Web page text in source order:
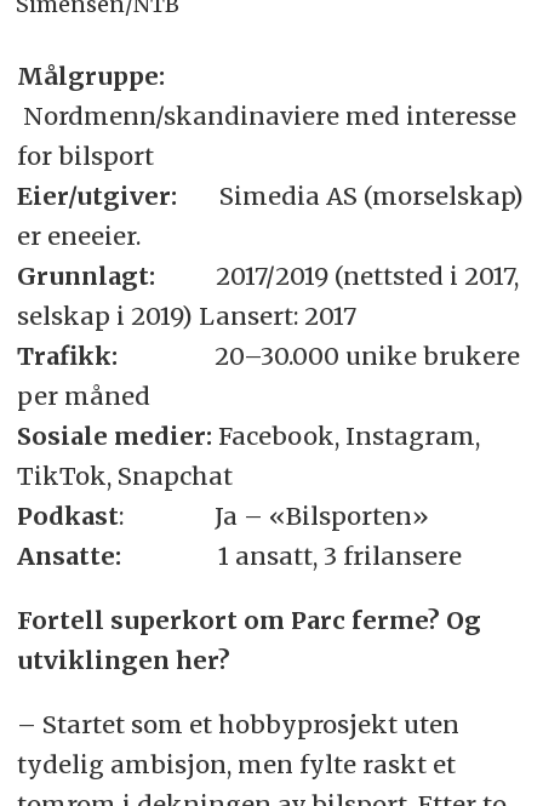
Målgruppe:
Nordmenn/skandinaviere med interesse
for bilsport
Eier/utgiver: Simedia AS (morselskap)
er eneeier.
Grunnlagt: 2017/2019 (nettsted i 2017,
selskap i 2019) Lansert: 2017
Trafikk: 20–30.000 unike brukere
per måned
Sosiale medier: Facebook, Instagram,
TikTok, Snapchat
Podkast: Ja – «Bilsporten»
Ansatte: 1 ansatt, 3 frilansere
Fortell superkort om Parc ferme? Og
utviklingen her?
– Startet som et hobbyprosjekt uten
tydelig ambisjon, men fylte raskt et